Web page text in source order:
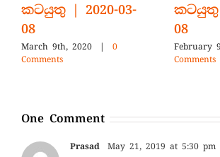
කටයුතු | 2020-03-
08
March 9th, 2020 |
0
Comments
කටයුතු
08
February
Comments
One Comment
Prasad May 21, 2019 at 5:30 pm